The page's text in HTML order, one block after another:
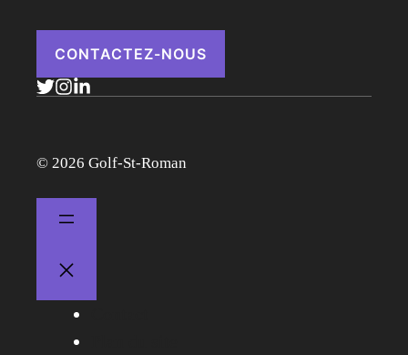
CONTACTEZ-NOUS
© 2026 Golf-St-Roman